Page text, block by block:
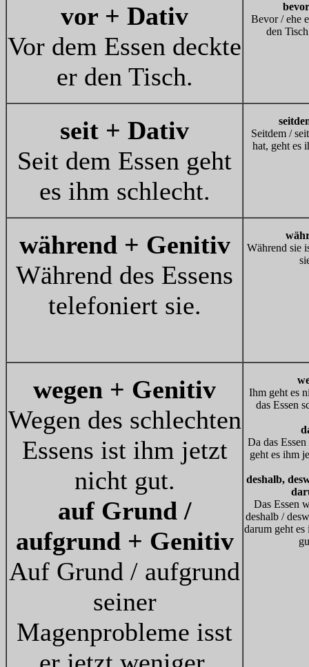
vor + Dativ
Vor dem Essen deckte
er den Tisch.
Bevor / ehe
den
seit + Dativ
Seit dem Essen geht
es ihm schlecht.
Seitdem /
hat, geht es
während + Genitiv
Während des Essens
telefoniert sie.
Während sie
wegen + Genitiv
Wegen des schlechten
Essens ist ihm jetzt
nicht gut.
auf Grund /
aufgrund + Genitiv
Auf Grund / aufgrund
seiner
Magenprobleme isst
Ihm geht es
das Essen
Da das
geht es ihm
deshalb,
Das Essen
deshalb /
darum geht